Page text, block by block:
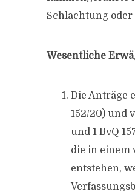
Schlachtung
Wesentliche
Die Anträge
152/20) und
und 1 BvQ
die in einem
entstehen,